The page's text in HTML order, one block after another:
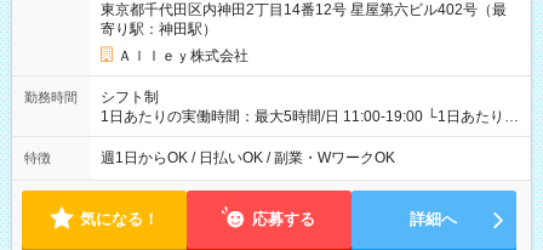
東京都千代田区内神田2丁目14番12号 星屋第六ビル402号（最
寄り駅：神田駅）
Ａｌｌｅｙ株式会社
勤務時間
シフト制
1日あたりの実働時間：最大5時間/日 11:00-19:00 └1日あたりの
実働時間：1-5時間 └上記の時間帯内であれば、いつでも勤務可
能！ └平日・土曜日の中で、お好きな曜日でご勤務いただけま
18:00 などのように、自由な働き方が可能なお仕事です！
特徴 週1日からOK / 日払いOK / 副業・WワークOK
気になる！ 応募する 詳細へ